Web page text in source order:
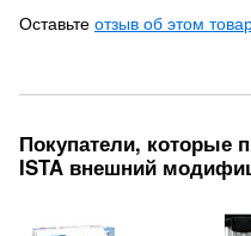
Оставьте отзыв об этом
Покупатели, которые
ISTA внешний